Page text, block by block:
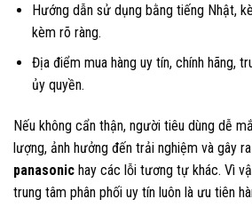
Hướng dẫn sử dụng bằng tiếng Nhật,
kèm rõ ràng.
Địa điểm mua hàng uy tín, chính hãng,
ủy quyền.
Nếu không cẩn thận, người tiêu dùng dễ
lượng, ảnh hưởng đến trải nghiệm và gây
panasonic hay các lỗi tương tự khác. Vì
trung tâm phân phối uy tín luôn là ưu tiên